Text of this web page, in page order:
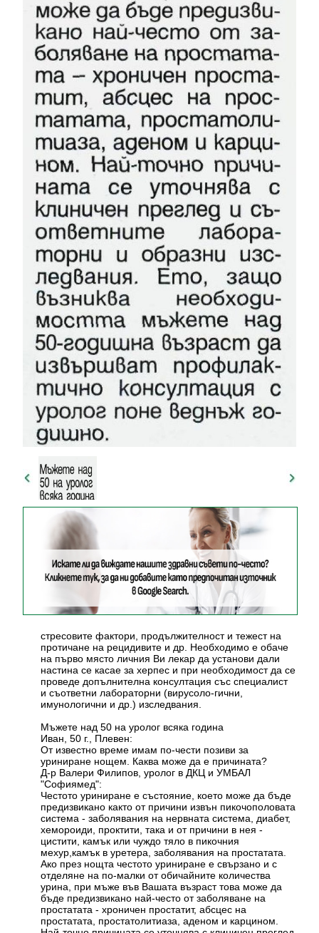
стресовите фактори, продължителност и тежест на
протичане на рецидивите и др. Необходимо е обаче
на първо място личния Ви лекар да установи дали
настина се касае за херпес и при необходимост да се
проведе допълнителна консултация със специалист
и съответни лабораторни (вирусоло-гични,
имунологични и др.) изследвания.
Мъжете над 50 на уролог всяка година
Иван, 50 г., Плевен:
От известно време имам по-чести позиви за
уриниране нощем. Каква може да е причината?
Д-р Валери Филипов, уролог в ДКЦ и УМБАЛ
"Софиямед":
Честото уриниране е състояние, което може да бъде
предизвикано както от причини извън пикочополовата
система - заболявания на нервната система, диабет,
хемороиди, проктити, така и от причини в нея -
цистити, камък или чуждо тяло в пикочния
мехур,камък в уретера, заболявания на простатата.
Ако през нощта честото уриниране е свързано и с
отделяне на по-малки от обичайните количества
урина, при мъже във Вашата възраст това може да
бъде предизвикано най-често от заболяване на
простатата - хроничен простатит, абсцес на
простатата, простатолитиаза, аденом и карцином.